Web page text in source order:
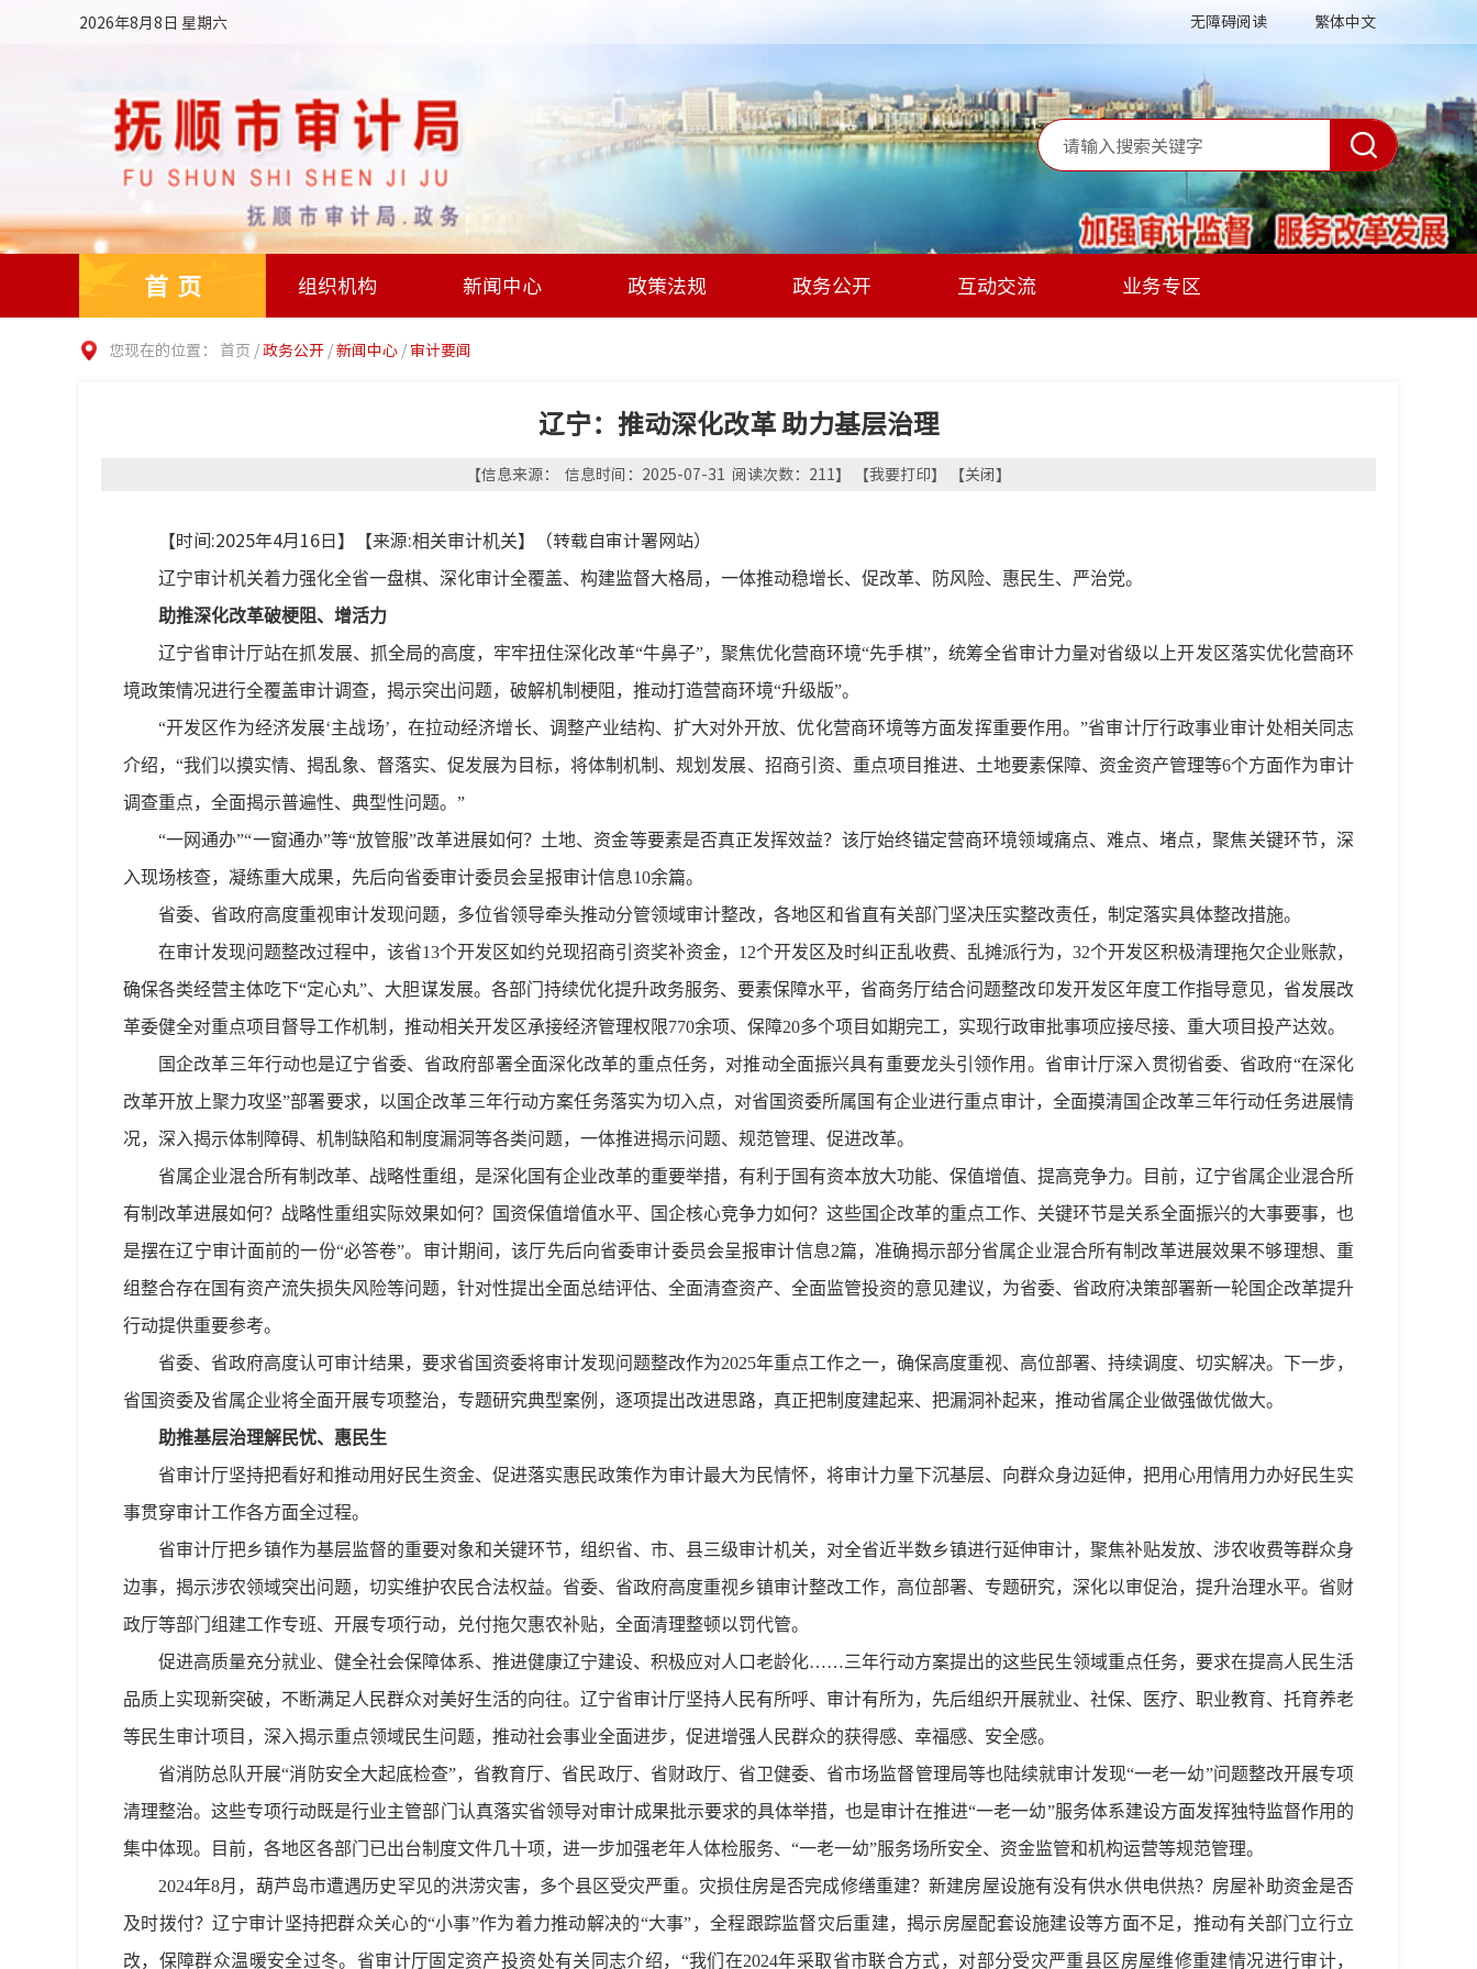
2026年8月8日 星期六 无障碍阅读 繁体中文
首页 组织机构 新闻中心 政策法规 政务公开 互动交流 业务专区
您现在的位置： 首页 /政务公开 /新闻中心 / 审计要闻
辽宁：推动深化改革 助力基层治理
【信息来源： 信息时间：2025-07-31 阅读次数： 211】 【我要打印】 【关闭】
【时间:2025年4月16日】【来源:相关审计机关】（转载自审计署网站）
辽宁审计机关着力强化全省一盘棋、深化审计全覆盖、构建监督大格局，一体推动稳增长、促改革、防风险、惠民生、严治党。
助推深化改革破梗阻、增活力
辽宁省审计厅站在抓发展、抓全局的高度，牢牢扭住深化改革“牛鼻子”，聚焦优化营商环境“先手棋”，统筹全省审计力量对省级以上开发区落实优化营商环
境政策情况进行全覆盖审计调查，揭示突出问题，破解机制梗阻，推动打造营商环境“升级版”。
“开发区作为经济发展‘主战场’，在拉动经济增长、调整产业结构、扩大对外开放、优化营商环境等方面发挥重要作用。”省审计厅行政事业审计处相关同志
介绍，“我们以摸实情、揭乱象、督落实、促发展为目标，将体制机制、规划发展、招商引资、重点项目推进、土地要素保障、资金资产管理等6个方面作为审计
调查重点，全面揭示普遍性、典型性问题。”
“一网通办”“一窗通办”等“放管服”改革进展如何？土地、资金等要素是否真正发挥效益？该厅始终锚定营商环境领域痛点、难点、堵点，聚焦关键环节，深
入现场核查，凝练重大成果，先后向省委审计委员会呈报审计信息10余篇。
省委、省政府高度重视审计发现问题，多位省领导牵头推动分管领域审计整改，各地区和省直有关部门坚决压实整改责任，制定落实具体整改措施。
在审计发现问题整改过程中，该省13个开发区如约兑现招商引资奖补资金，12个开发区及时纠正乱收费、乱摊派行为，32个开发区积极清理拖欠企业账款，
确保各类经营主体吃下“定心丸”、大胆谋发展。各部门持续优化提升政务服务、要素保障水平，省商务厅结合问题整改印发开发区年度工作指导意见，省发展改
革委健全对重点项目督导工作机制，推动相关开发区承接经济管理权限770余项、保障20多个项目如期完工，实现行政审批事项应接尽接、重大项目投产达效。
国企改革三年行动也是辽宁省委、省政府部署全面深化改革的重点任务，对推动全面振兴具有重要龙头引领作用。省审计厅深入贯彻省委、省政府“在深化
改革开放上聚力攻坚”部署要求，以国企改革三年行动方案任务落实为切入点，对省国资委所属国有企业进行重点审计，全面摸清国企改革三年行动任务进展情
况，深入揭示体制障碍、机制缺陷和制度漏洞等各类问题，一体推进揭示问题、规范管理、促进改革。
省属企业混合所有制改革、战略性重组，是深化国有企业改革的重要举措，有利于国有资本放大功能、保值增值、提高竞争力。目前，辽宁省属企业混合所
有制改革进展如何？战略性重组实际效果如何？国资保值增值水平、国企核心竞争力如何？这些国企改革的重点工作、关键环节是关系全面振兴的大事要事，也
是摆在辽宁审计面前的一份“必答卷”。审计期间，该厅先后向省委审计委员会呈报审计信息2篇，准确揭示部分省属企业混合所有制改革进展效果不够理想、重
组整合存在国有资产流失损失风险等问题，针对性提出全面总结评估、全面清查资产、全面监管投资的意见建议，为省委、省政府决策部署新一轮国企改革提升
行动提供重要参考。
省委、省政府高度认可审计结果，要求省国资委将审计发现问题整改作为2025年重点工作之一，确保高度重视、高位部署、持续调度、切实解决。下一步，
省国资委及省属企业将全面开展专项整治，专题研究典型案例，逐项提出改进思路，真正把制度建起来、把漏洞补起来，推动省属企业做强做优做大。
助推基层治理解民忧、惠民生
省审计厅坚持把看好和推动用好民生资金、促进落实惠民政策作为审计最大为民情怀，将审计力量下沉基层、向群众身边延伸，把用心用情用力办好民生实
事贯穿审计工作各方面全过程。
省审计厅把乡镇作为基层监督的重要对象和关键环节，组织省、市、县三级审计机关，对全省近半数乡镇进行延伸审计，聚焦补贴发放、涉农收费等群众身
边事，揭示涉农领域突出问题，切实维护农民合法权益。省委、省政府高度重视乡镇审计整改工作，高位部署、专题研究，深化以审促治，提升治理水平。省财
政厅等部门组建工作专班、开展专项行动，兑付拖欠惠农补贴，全面清理整顿以罚代管。
促进高质量充分就业、健全社会保障体系、推进健康辽宁建设、积极应对人口老龄化……三年行动方案提出的这些民生领域重点任务，要求在提高人民生活
品质上实现新突破，不断满足人民群众对美好生活的向往。辽宁省审计厅坚持人民有所呼、审计有所为，先后组织开展就业、社保、医疗、职业教育、托育养老
等民生审计项目，深入揭示重点领域民生问题，推动社会事业全面进步，促进增强人民群众的获得感、幸福感、安全感。
省消防总队开展“消防安全大起底检查”，省教育厅、省民政厅、省财政厅、省卫健委、省市场监督管理局等也陆续就审计发现“一老一幼”问题整改开展专项
清理整治。这些专项行动既是行业主管部门认真落实省领导对审计成果批示要求的具体举措，也是审计在推进“一老一幼”服务体系建设方面发挥独特监督作用的
集中体现。目前，各地区各部门已出台制度文件几十项，进一步加强老年人体检服务、“一老一幼”服务场所安全、资金监管和机构运营等规范管理。
2024年8月，葫芦岛市遭遇历史罕见的洪涝灾害，多个县区受灾严重。灾损住房是否完成修缮重建？新建房屋设施有没有供水供电供热？房屋补助资金是否
及时拨付？辽宁审计坚持把群众关心的“小事”作为着力推动解决的“大事”，全程跟踪监督灾后重建，揭示房屋配套设施建设等方面不足，推动有关部门立行立
改，保障群众温暖安全过冬。省审计厅固定资产投资处有关同志介绍，“我们在2024年采取省市联合方式，对部分受灾严重县区房屋维修重建情况进行审计，